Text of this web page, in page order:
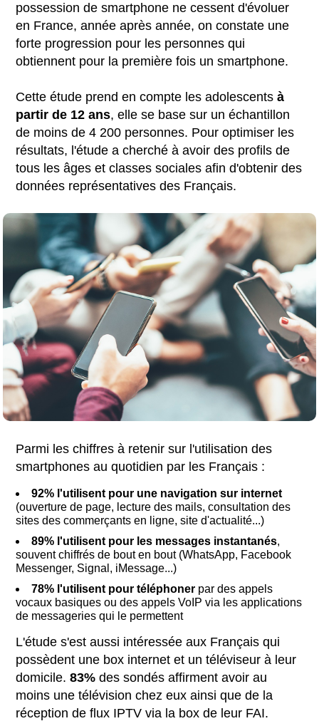
possession de smartphone ne cessent d'évoluer
en France, année après année, on constate une
forte progression pour les personnes qui
obtiennent pour la première fois un smartphone.
Cette étude prend en compte les adolescentsà
partir de 12 ans, elle se base sur un échantillon
de moins de 4 200 personnes. Pour optimiser les
résultats, l'étude a cherché à avoir des profils de
tous les âges et classes sociales afin d'obtenir des
données représentatives des Français.
Parmi les chiffres à retenir sur l'utilisation des
smartphones au quotidien par les Français :
92% l'utilisent pour une navigation sur internet
(ouverture de page, lecture des mails, consultation des
sites des commerçants en ligne, site d'actualité...)
89% l'utilisent pour les messages instantanés,
souvent chiffrés de bout en bout (WhatsApp, Facebook
Messenger, Signal, iMessage...)
78% l'utilisent pour téléphoner par des appels
vocaux basiques ou des appels VoIP via les applications
de messageries qui le permettent
L'étude s'est aussi intéressée aux Français qui
possèdent une box internet et un téléviseur à leur
domicile.83% des sondés affirment avoir au
moins une télévision chez eux ainsi que de la
réception de flux IPTV via la box de leur FAI.